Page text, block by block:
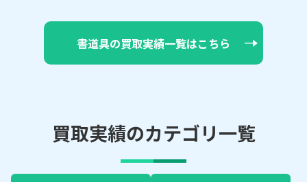
書道具の買取実績一覧はこちら
買取実績のカテゴリ一覧